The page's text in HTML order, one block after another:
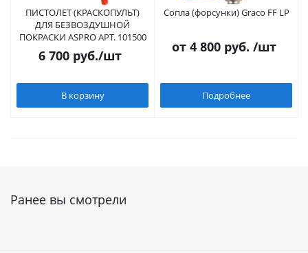
ПИСТОЛЕТ (КРАСКОПУЛЬТ)
ДЛЯ БЕЗВОЗДУШНОЙ
ПОКРАСКИ ASPRO АРТ. 101500
6 700 руб./шт
В корзину
Сопла (форсунки) Graco FF LP
от 4 800 руб. /шт
Подробнее
Ранее вы смотрели